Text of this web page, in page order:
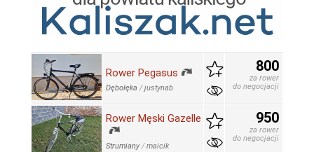
Rower Pegasus
Dębołęka /justynab
800
za rower
do negocjacji
Rower Męski Gazelle
Strumiany /maicik
950
za rower
do negocjacji